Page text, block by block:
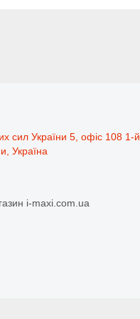
сил України 5, офіс 108 1-й
Україна
i-maxi.com.ua